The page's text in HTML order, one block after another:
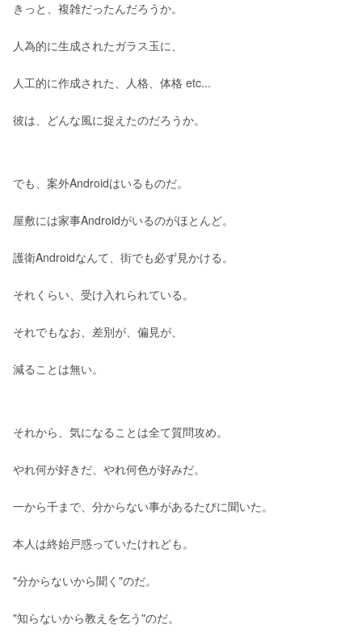
きっと、複雑だったんだろうか。
人為的に生成されたガラス玉に、
人工的に作成された、人格、体格 etc...
彼は、どんな風に捉えたのだろうか。
でも、案外Androidはいるものだ。
屋敷には家事Androidがいるのがほとんど。
護衛Androidなんて、街でも必ず見かける。
それくらい、受け入れられている。
それでもなお、差別が、偏見が、
減ることは無い。
それから、気になることは全て質問攻め。
やれ何が好きだ、やれ何色が好みだ。
一から千まで、分からない事があるたびに聞いた。
本人は終始戸惑っていたけれども。
"分からないから聞く"のだ。
"知らないから教えを乞う"のだ。